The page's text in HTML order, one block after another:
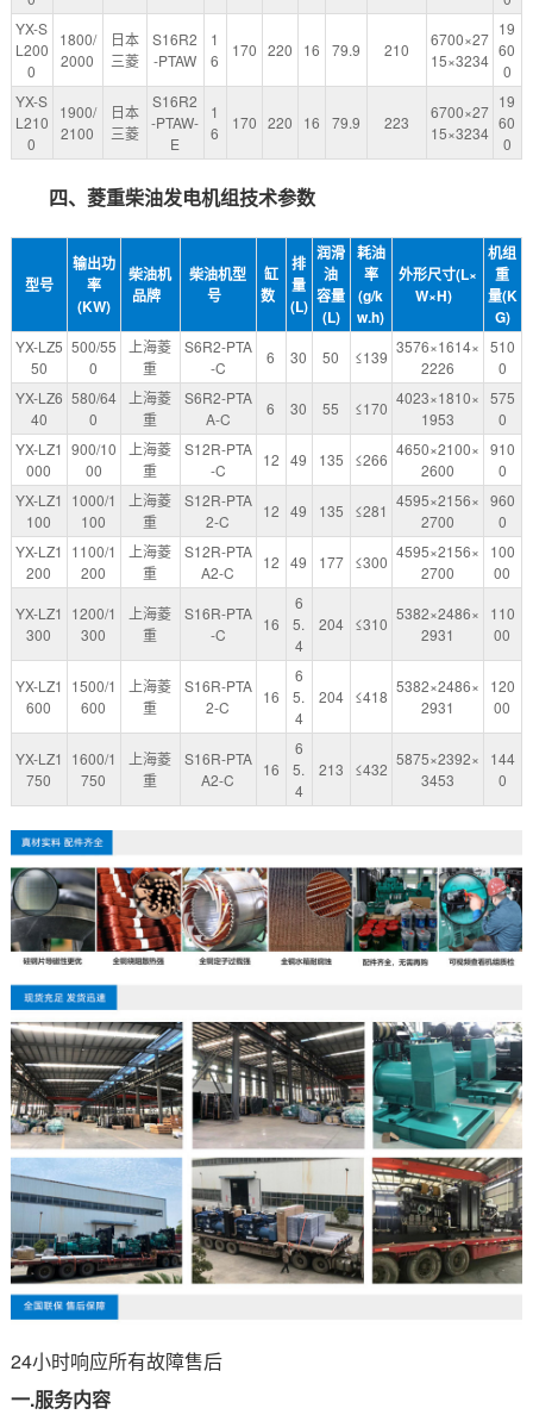
YX-S
L200
0
1800/
2000
日本
三菱
S16R2
-PTAW
1
6
170 220 16 79.9 210
6700×27
15×3234
19
60
0
YX-S
L210
0
1900/
2100
日本
三菱
S16R2
-PTAW-
E
1
6
170 220 16 79.9 223
6700×27
15×3234
19
60
0
四、菱重柴油发电机组技术参数
型号
输出功
率
(KW)
柴油机
品牌
柴油机型
号
缸
数
排
量
(L)
润滑
油
容量
(L)
耗油
率
(g/k
w.h)
外形尺寸(L×
W×H)
机组
重
量(K
G)
YX-LZ5
50
500/55
0
上海菱
重
S6R2-PTA
-C
6 30 50 ≤139
3576×1614×
2226
510
0
YX-LZ6
40
580/64
0
上海菱
重
S6R2-PTA
A-C
6 30 55 ≤170
4023×1810×
1953
575
0
YX-LZ1
000
900/10
00
上海菱
重
S12R-PTA
-C
12 49 135 ≤266
4650×2100×
2600
910
0
YX-LZ1
100
1000/1
100
上海菱
重
S12R-PTA
2-C
12 49 135 ≤281
4595×2156×
2700
960
0
YX-LZ1
200
1100/1
200
上海菱
重
S12R-PTA
A2-C
12 49 177 ≤300
4595×2156×
2700
100
00
YX-LZ1
300
1200/1
300
上海菱
重
S16R-PTA
-C
16
6
5.
4
204 ≤310
5382×2486×
2931
110
00
YX-LZ1
600
1500/1
600
上海菱
重
S16R-PTA
2-C
16
6
5.
4
204 ≤418
5382×2486×
2931
120
00
YX-LZ1
750
1600/1
750
上海菱
重
S16R-PTA
A2-C
16
6
5.
4
213 ≤432
5875×2392×
3453
144
0
24小时响应所有故障售后
一.服务内容